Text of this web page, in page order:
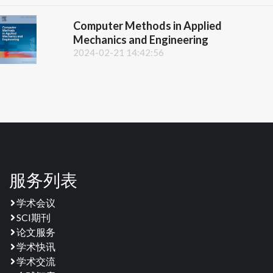
Computer Methods in Applied
Mechanics and Engineering
2024-02-21 14:42:56
服务列表
学术会议
SCI期刊
论文服务
学术快讯
学术交流